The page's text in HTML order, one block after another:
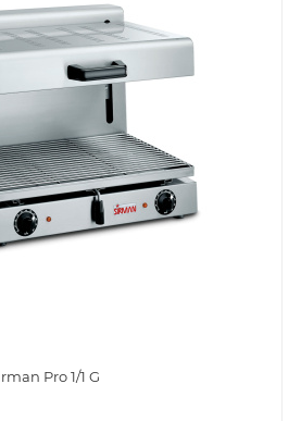
Pro 1/1 G